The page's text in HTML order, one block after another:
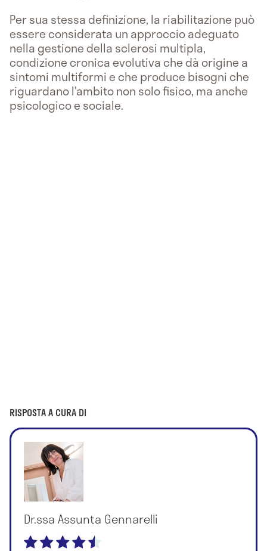
Per sua stessa definizione, la riabilitazione può
essere considerata un approccio adeguato
nella gestione della sclerosi multipla,
condizione cronica evolutiva che dà origine a
sintomi multiformi e che produce bisogni che
riguardano l’ambito non solo fisico, ma anche
psicologico e sociale.
RISPOSTA A CURA DI
Dr.ssa Assunta Gennarelli